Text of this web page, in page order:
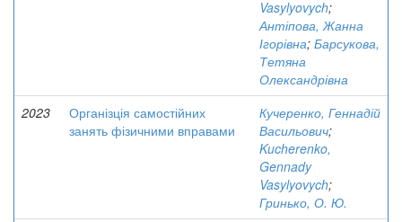
Vasylyovych;
Антіпова, Жанна
Ігорівна; Барсукова,
Тетяна
Олександрівна
2023
Організція самостійних
занять фізичними вправами
Кучеренко, Геннадій
Васильович;
Kucherenko,
Gennady
Vasylyovych;
Гринько, О. Ю.